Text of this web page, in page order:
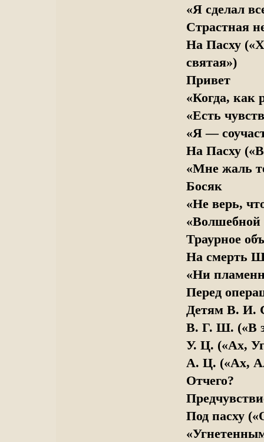
«Я сделал
Страстная
На Пасху
святая»)
Привет
«Когда, как
«Есть
«Я —
На Пасху
«Мне жаль
Босяк
«Не верь,
«Волшебной
Траурное
На смерть
«Ни
Перед
Детям В. И.
В. Г. Ш. («В
У. Ц. («Ах,
А. Ц. («Ах,
Отчего?
Под пасху